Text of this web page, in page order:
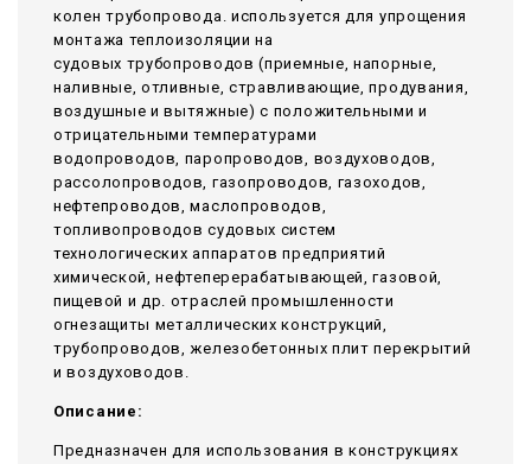
колен трубопровода. используется для упрощения
монтажа теплоизоляции на
судовых трубопроводов (приемные, напорные,
наливные, отливные, стравливающие, продувания,
воздушные и вытяжные) с положительными и
отрицательными температурами
водопроводов, паропроводов, воздуховодов,
рассолопроводов, газопроводов, газоходов,
нефтепроводов, маслопроводов,
топливопроводов судовых систем
технологических аппаратов предприятий
химической, нефтеперерабатывающей, газовой,
пищевой и др. отраслей промышленности
огнезащиты металлических конструкций,
трубопроводов, железобетонных плит перекрытий
и воздуховодов.
Описание:
Предназначен для использования в конструкциях